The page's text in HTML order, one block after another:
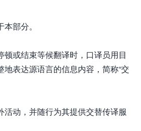
部分。
顿或结束等候翻译时，口译员用目
地表达源语言的信息内容，简称“交
活动，并随行为其提供交替传译服